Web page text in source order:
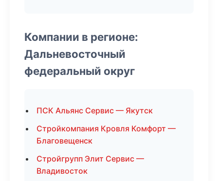
Компании в регионе:
Дальневосточный
федеральный округ
ПСК Альянс Сервис — Якутск
Стройкомпания Кровля Комфорт —
Благовещенск
Стройгрупп Элит Сервис —
Владивосток